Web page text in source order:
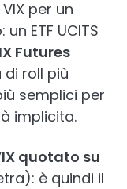
per un
ETF UCITS
Futures
roll più
semplici per
implicita.
quotato su
è quindi il